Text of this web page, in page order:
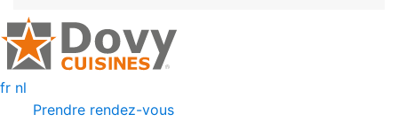
fr nl
Prendre rendez-vous